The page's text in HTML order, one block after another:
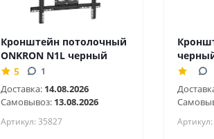
Кронштейн потолочный
ONKRON N1L черный
5
1
Доставка: 14.08.2026
Самовывоз: 13.08.2026
Артикул: 35827